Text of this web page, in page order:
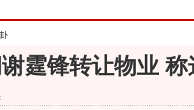
霆锋转让物业